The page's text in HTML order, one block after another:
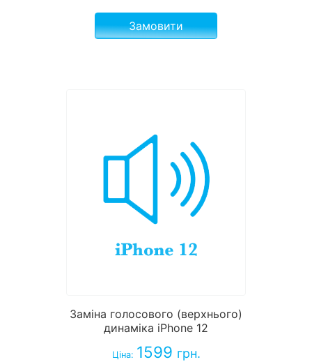
Замовити
Заміна голосового (верхнього)
динаміка iPhone 12
Ціна: 1599 грн.